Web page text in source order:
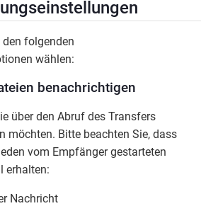
folgenden
wählen:
benachrichtigen
über den Abruf des Transfers
möchten. Bitte beachten Sie, dass
vom Empfänger gestarteten
erhalten:
Nachricht